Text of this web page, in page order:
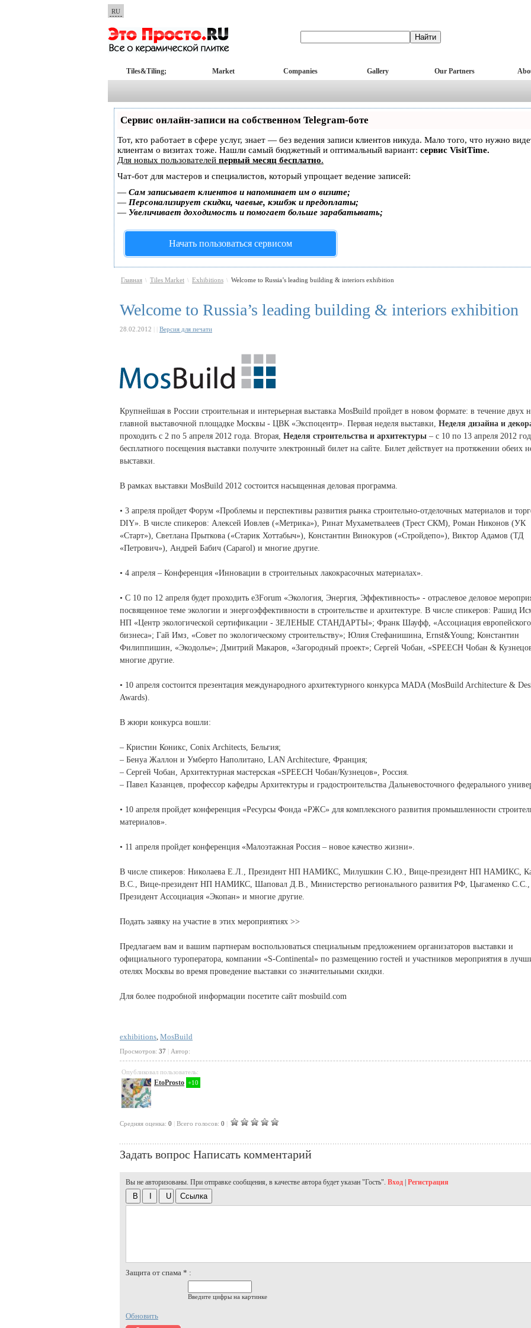
RU
Tiles&Tiling; Market Companies Gallery Our Partners
Сервис онлайн-записи на собственном Telegram-боте
Тот, кто работает в сфере услуг, знает — без ведения записи клиентов никуда. Мало того, что нужно
клиентам о визитах тоже. Нашли самый бюджетный и оптимальный вариант: сервис VisitTime.
Для новых пользователей первый месяц бесплатно.
Чат-бот для мастеров и специалистов, который упрощает ведение записей:
— Сам записывает клиентов и напоминает им о визите;
— Персонализирует скидки, чаевые, кэшбэк и предоплаты;
— Увеличивает доходимость и помогает больше зарабатывать;
Начать пользоваться сервисом
Главная \ Tiles Market \ Exhibitions \ Welcome to Russia’s leading building & interiors exhibition
Welcome to Russia’s leading building & interiors exhibition
28.02.2012 Версия для печати
Крупнейшая в России строительная и интерьерная выставка MosBuild пройдет в новом формате: в течение двух
главной выставочной площадке Москвы - ЦВК «Экспоцентр». Первая неделя выставки, Неделя дизайна и
проходить с 2 по 5 апреля 2012 года. Вторая, Неделя строительства и архитектуры – с 10 по 13 апреля 2012
бесплатного посещения выставки получите электронный билет на сайте. Билет действует на протяжении обеих
выставки.
В рамках выставки MosBuild 2012 состоится насыщенная деловая программа.
• 3 апреля пройдет Форум «Проблемы и перспективы развития рынка строительно-отделочных материалов и
DIY». В числе спикеров: Алексей Иовлев («Метрика»), Ринат Мухаметвалеев (Трест СКМ), Роман Никонов (УК
«Старт»), Светлана Прыткова («Старик Хоттабыч»), Константин Винокуров («Стройдепо»), Виктор Адамов (ТД
«Петрович»), Андрей Бабич (Caparol) и многие другие.
• 4 апреля – Конференция «Инновации в строительных лакокрасочных материалах».
• C 10 по 12 апреля будет проходить e3Forum «Экология, Энергия, Эффективность» - отраслевое деловое
посвященное теме экологии и энергоэффективности в строительстве и архитектуре. В числе спикеров: Рашид
НП «Центр экологической сертификации - ЗЕЛЕНЫЕ СТАНДАРТЫ»; Франк Шауфф, «Ассоциация европейского
бизнеса»; Гай Имз, «Совет по экологическому строительству»; Юлия Стефанишина, Ernst&Young; Константин
Филиппишин, «Экодолье»; Дмитрий Макаров, «Загородный проект»; Сергей Чобан, «SPEECH Чобан &
многие другие.
• 10 апреля состоится презентация международного архитектурного конкурса MADA (MosBuild Architecture &
Awards).
В жюри конкурса вошли:
– Кристин Коникс, Conix Architects, Бельгия;
– Бенуа Жаллон и Умберто Наполитано, LAN Architecture, Франция;
– Сергей Чобан, Архитектурная мастерская «SPEECH Чобан/Кузнецов», Россия.
– Павел Казанцев, профессор кафедры Архитектуры и градостроительства Дальневосточного федерального
• 10 апреля пройдет конференция «Ресурсы Фонда «РЖС» для комплексного развития промышленности
материалов».
• 11 апреля пройдет конференция «Малоэтажная Россия – новое качество жизни».
В числе спикеров: Николаева Е.Л., Президент НП НАМИКС, Милушкин С.Ю., Вице-президент НП НАМИКС,
В.С., Вице-президент НП НАМИКС, Шаповал Д.В., Министерство регионального развития РФ, Цыгаменко С.С.,
Президент Ассоциация «Экопан» и многие другие.
Подать заявку на участие в этих мероприятиях >>
Предлагаем вам и вашим партнерам воспользоваться специальным предложением организаторов выставки и
официального туроператора, компании «S-Continental» по размещению гостей и участников мероприятия в
отелях Москвы во время проведение выставки со значительными скидки.
Для более подробной информации посетите сайт mosbuild.com
exhibitions MosBuild
Просмотров: 37 Автор:
Опубликовал пользователь:
EtoProsto +10
Cредняя оценка: 0 Всего голосов: 0
Задать вопрос Написать комментарий
Вы не авторизованы. При отправке сообщения, в качестве автора будет указан "Гость". Вход | Регистрация
Защита от спама * :
Введите цифры на картинке
Обновить